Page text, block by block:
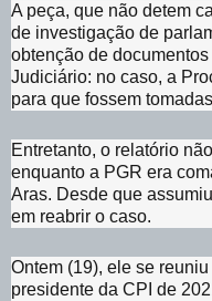
A peça, que não detem
de investigação de
obtenção de
Judiciário: no caso, a
para que fossem
Entretanto, o relatório
enquanto a PGR era
Aras. Desde que
em reabrir o caso.
Ontem (19), ele se
presidente da CPI de